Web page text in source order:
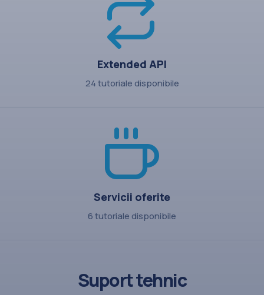
Extended API
24 tutoriale disponibile
Servicii oferite
6 tutoriale disponibile
Suport tehnic